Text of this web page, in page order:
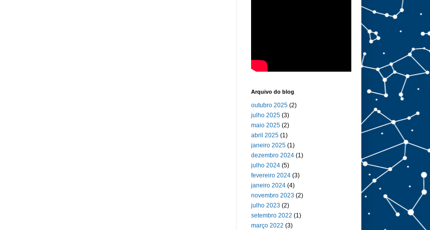
Arquivo do blog
outubro 2025 (2)
julho 2025 (3)
maio 2025 (2)
abril 2025 (1)
janeiro 2025 (1)
dezembro 2024 (1)
julho 2024 (5)
fevereiro 2024 (3)
janeiro 2024 (4)
novembro 2023 (2)
julho 2023 (2)
setembro 2022 (1)
março 2022 (3)